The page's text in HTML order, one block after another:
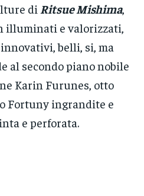
di Ritsue Mishima,
illuminati e valorizzati,
belli, si, ma
al secondo piano nobile
Karin Furunes, otto
Fortuny ingrandite e
e perforata.